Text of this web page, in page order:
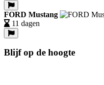
FORD Mustang
11 dagen
Blijf op de hoogte